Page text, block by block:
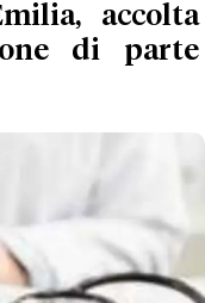
accolta
di parte